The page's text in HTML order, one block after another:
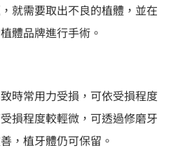
就需要取出不良的植體，並在
體品牌進行手術。
時常用力受損，可依受損程度
損程度較輕微，可透過修磨牙
，植牙體仍可保留。